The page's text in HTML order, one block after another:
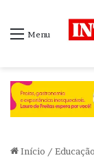
Menu
Início /